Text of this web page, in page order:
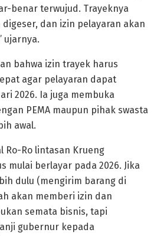
benar terwujud. Trayeknya
dan izin pelayaran akan
ujarnya.
bahwa izin trayek harus
agar pelayaran dapat
2026. Ia juga membuka
PEMA maupun pihak swasta
awal.
Ro-Ro lintasan Krueng
mulai berlayar pada 2026. Jika
dulu (mengirim barang di
akan memberi izin dan
semata bisnis, tapi
gubernur kepada